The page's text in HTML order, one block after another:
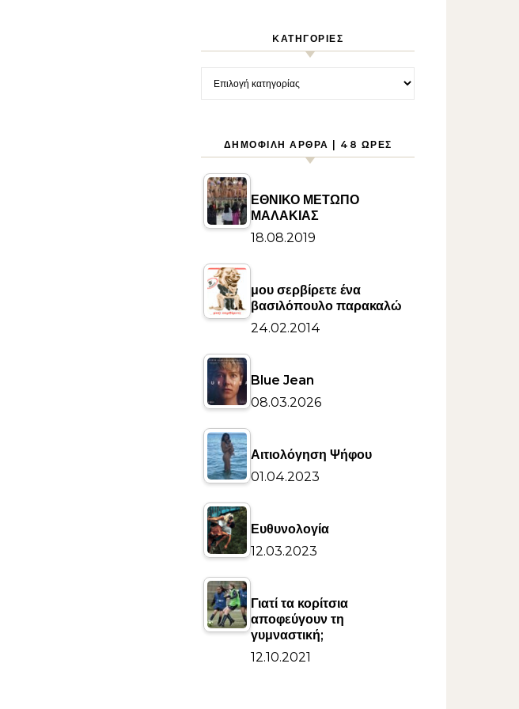
KΑΤΗΓΟΡΊΕΣ
Kατηγορίες
ΔΗΜΟΦΙΛΉ ΆΡΘΡΑ | 48 ΏΡΕΣ
ΕΘΝΙΚΟ ΜΕΤΩΠΟ
ΜΑΛΑΚΙΑΣ
18.08.2019
μου σερβίρετε ένα
βασιλόπουλο παρακαλώ
24.02.2014
Blue Jean
08.03.2026
Αιτιολόγηση Ψήφου
01.04.2023
Ευθυνολογία
12.03.2023
Γιατί τα κορίτσια
αποφεύγουν τη
γυμναστική;
12.10.2021